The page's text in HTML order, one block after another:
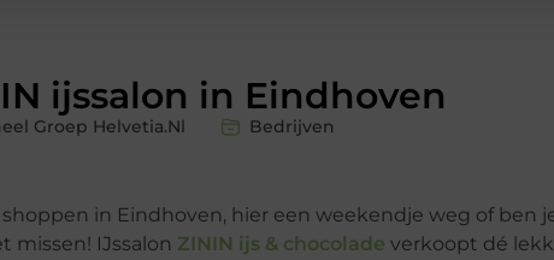
ijssalon in Eindhoven
Groep Helvetia.nl Bedrijven
in Eindhoven, hier een weekendje weg of ben
missen! IJssalon ZININ ijs & chocolade verkoopt dé